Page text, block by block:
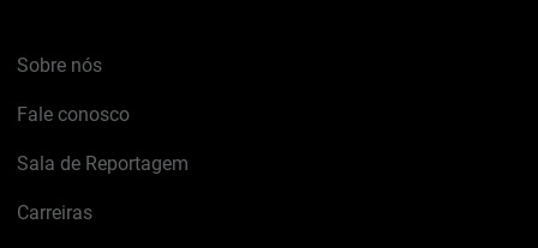
Sobre nós
Fale conosco
Sala de Reportagem
Carreiras